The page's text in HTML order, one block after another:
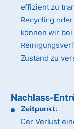
effizient zu
Recycling
können wir
Zustand zu
Nachlass-
Zeitpunkt:
Der Verlust